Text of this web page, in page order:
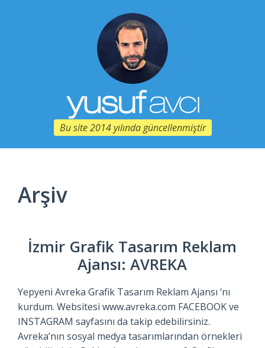
Bu site 2014 yılında güncellenmiştir
Arşiv
İzmir Grafik Tasarım Reklam
Ajansı: AVREKA
Yepyeni Avreka Grafik Tasarım Reklam Ajansı ‘nı
kurdum. Websitesi www.avreka.com FACEBOOK ve
INSTAGRAM sayfasını da takip edebilirsiniz.
Avreka’nın sosyal medya tasarımlarından örnekleri